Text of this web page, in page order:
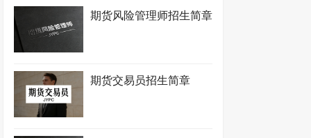
期货风险管理师招生简章
期货交易员招生简章